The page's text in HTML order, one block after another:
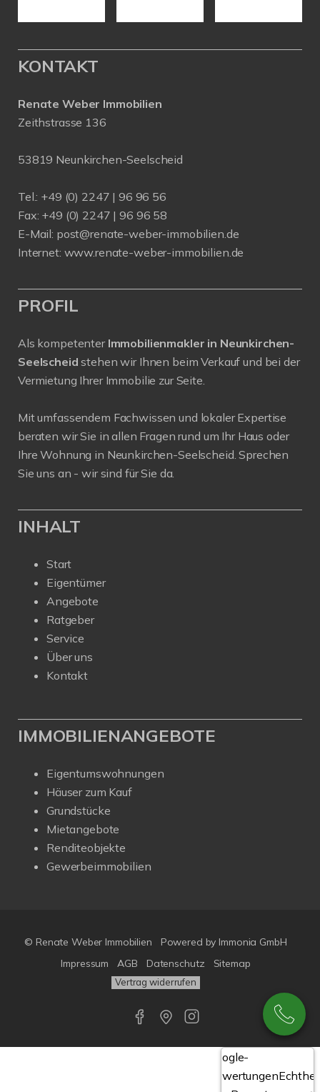
KONTAKT
Renate Weber Immobilien
Zeithstrasse 136
53819 Neunkirchen-Seelscheid
Tel.: +49 (0) 2247 | 96 96 56
Fax: +49 (0) 2247 | 96 96 58
E-Mail: post@renate-weber-immobilien.de
Internet: www.renate-weber-immobilien.de
PROFIL
Als kompetenter Immobilienmakler in Neunkirchen-
Seelscheidstehen wir Ihnen beim Verkauf und bei der
Vermietung Ihrer Immobilie zur Seite.
Mit umfassendem Fachwissen und lokaler Expertise
beraten wir Sie in allen Fragen rund um Ihr Haus oder
Ihre Wohnung in Neunkirchen-Seelscheid. Sprechen
Sie uns an - wir sind für Sie da.
INHALT
Start
Eigentümer
Angebote
Ratgeber
Service
Über uns
Kontakt
IMMOBILIENANGEBOTE
Eigentumswohnungen
Häuser zum Kauf
Grundstücke
Mietangebote
Renditeobjekte
Gewerbeimmobilien
© Renate Weber Immobilien Powered by Immonia GmbH
Impressum
AGB Datenschutz Sitemap
Vertrag widerrufen
Google-
Bewertungen